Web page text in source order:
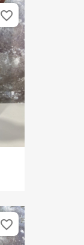
favorite_border
favorite_border